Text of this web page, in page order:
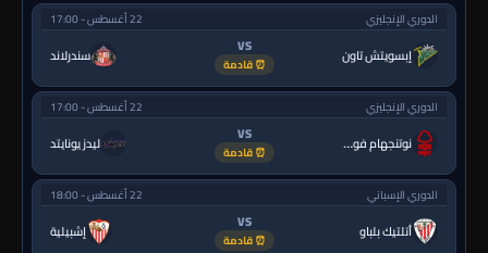
الدوري الإنجليزي 22 أغسطس - 17:00
إبسويتش تاون VS
⏰ قادمة سندرلاند
الدوري الإنجليزي 22 أغسطس - 17:00
نوتنجهام فورست VS
⏰ قادمة ليدز يونايتد
الدوري الإسباني 22 أغسطس - 18:00
أتلتيك بلباو VS
⏰ قادمة إشبيلية